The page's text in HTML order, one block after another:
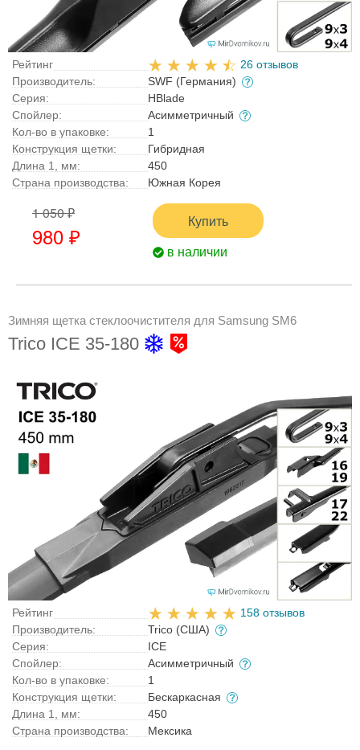
Рейтинг
26 отзывов
Производитель:
SWF (Германия)
Серия:
HBlade
Спойлер:
Асимметричный
Кол-во в упаковке:
1
Конструкция щетки:
Гибридная
Длина 1, мм:
450
Страна производства:
Южная Корея
1 050 ₽
980 ₽
Купить
в наличии
Зимняя щетка стеклоочистителя для Samsung SM6
Trico ICE 35-180
Рейтинг
158 отзывов
Производитель:
Trico (США)
Серия:
ICE
Спойлер:
Асимметричный
Кол-во в упаковке:
1
Конструкция щетки:
Бескаркасная
Длина 1, мм:
450
Страна производства:
Мексика